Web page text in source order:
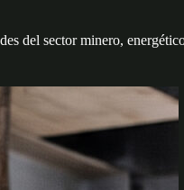
del sector minero,